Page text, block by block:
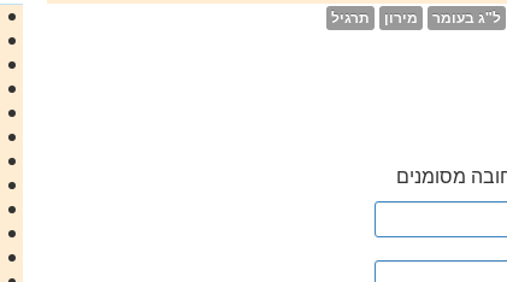
ל"ג בעומר מירון תרגיל
מסומנים